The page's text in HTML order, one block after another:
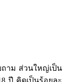
ส่วนใหญ่เป็น